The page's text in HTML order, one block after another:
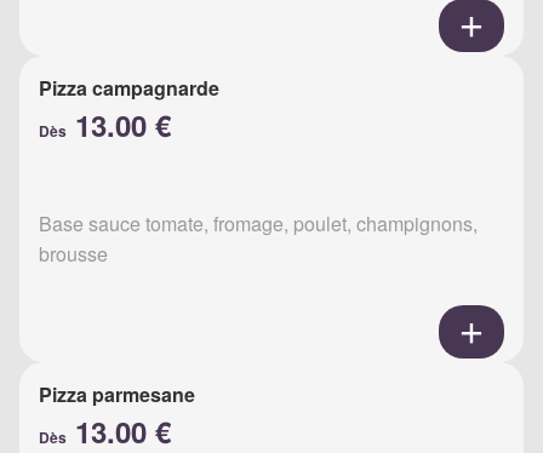
Pizza campagnarde
Dès 13.00 €
Base sauce tomate, fromage, poulet, champignons,
brousse
Pizza parmesane
Dès 13.00 €